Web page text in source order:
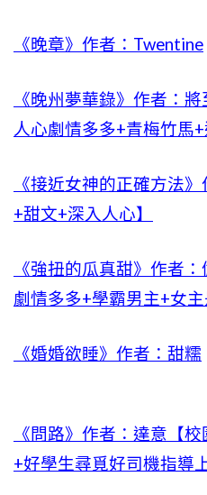
《晚章》作者：Twentine
《晚州夢華錄》作者：
人心劇情多多+青梅竹馬+
《接近女神的正確方法
+甜文+深入人心】
《強扭的瓜真甜》作者
劇情多多+學霸男主+女主
《婚婚欲睡》作者：甜糯
《問路》作者：達意【
+好學生尋覓好司機指導